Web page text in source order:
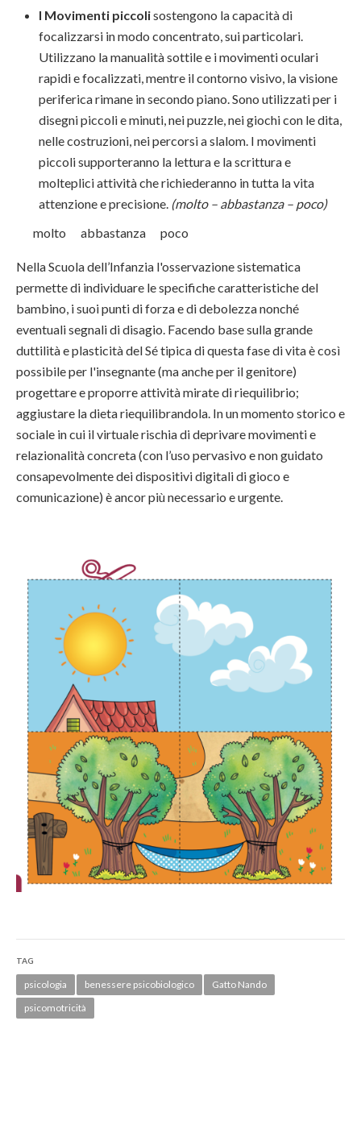
I Movimenti piccolisostengono la capacità di
focalizzarsi in modo concentrato, sui particolari.
Utilizzano la manualità sottile e i movimenti oculari
rapidi e focalizzati, mentre il contorno visivo, la visione
periferica rimane in secondo piano. Sono utilizzati per i
disegni piccoli e minuti, nei puzzle, nei giochi con le dita,
nelle costruzioni, nei percorsi a slalom. I movimenti
piccoli supporteranno la lettura e la scrittura e
molteplici attività che richiederanno in tutta la vita
attenzione e precisione. (molto – abbastanza – poco)
molto abbastanza poco
Nella Scuola dell’Infanzia l'osservazione sistematica
permette di individuare le specifiche caratteristiche del
bambino, i suoi punti di forza e di debolezza nonché
eventuali segnali di disagio. Facendo base sulla grande
duttilità e plasticità del Sé tipica di questa fase di vita è così
possibile per l'insegnante (ma anche per il genitore)
progettare e proporre attività mirate di riequilibrio;
aggiustare la dieta riequilibrandola. In un momento storico e
sociale in cui il virtuale rischia di deprivare movimenti e
relazionalità concreta (con l’uso pervasivo e non guidato
consapevolmente dei dispositivi digitali di gioco e
comunicazione) è ancor più necessario e urgente.
TAG
psicologia benessere psicobiologico
Gatto Nando
psicomotricità